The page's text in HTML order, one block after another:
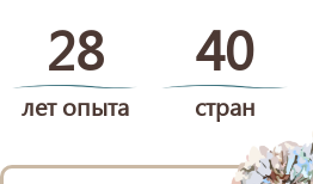
28
лет опыта
40
стран